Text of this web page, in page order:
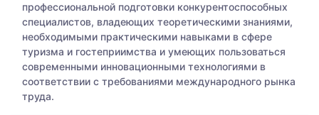
профессиональной подготовки конкурентоспособных
специалистов, владеющих теоретическими знаниями,
необходимыми практическими навыками в сфере
туризма и гостеприимства и умеющих пользоваться
современными инновационными технологиями в
соответствии с требованиями международного рынка
труда.